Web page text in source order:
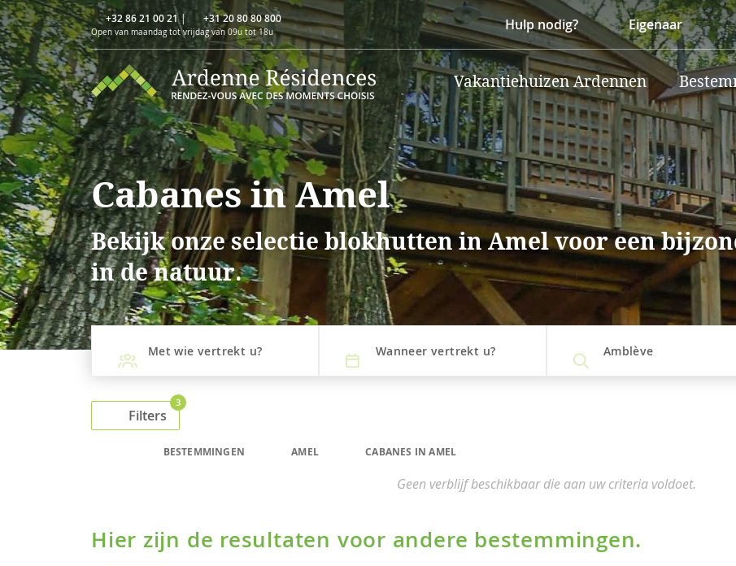
+32 86 21 00 21| +31 20 80 80 800
Open van maandag tot vrijdag van 09u tot 18u Hulp nodig? Eigenaar
Vakantiehuizen Ardennen
Cabanes in Amel
Bekijk onze selectie blokhutten in Amel voor een
in de natuur.
Met wie vertrekt u? Wanneer vertrekt u? Amblève
Filters
3
BESTEMMINGEN AMEL CABANES IN AMEL
Geen verblijf beschikbaar die aan uw criteria voldoet.
Hier zijn de resultaten voor andere bestemmingen.